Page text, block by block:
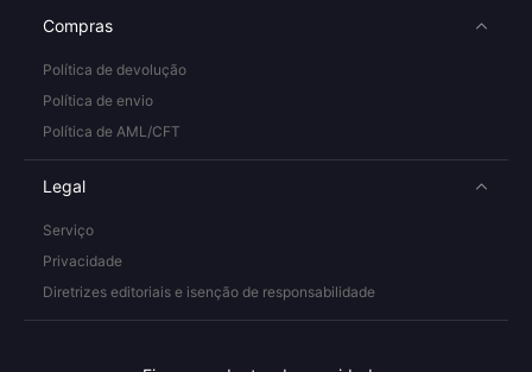
Compras
Política de devolução
Política de envio
Política de AML/CFT
Legal
Serviço
Privacidade
Diretrizes editoriais e isenção de responsabilidade